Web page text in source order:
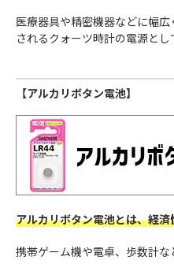
医療器具や精密機器などに幅
されるクォーツ時計の電源とし
【アルカリボタン電池】
アルカリボタン電池とは、経
携帯ゲーム機や電卓、歩数計な